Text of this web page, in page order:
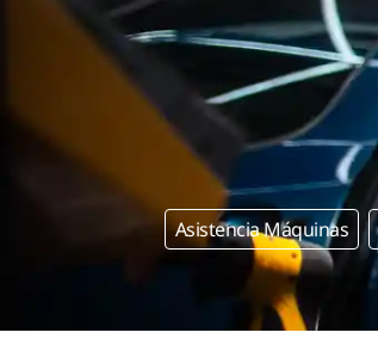
Asistencia Máquinas